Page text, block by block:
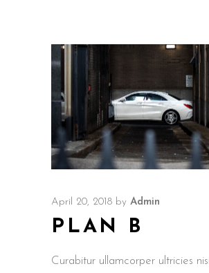
April 20, 2018 by Admin
PLAN B
Curabitur ullamcorper ultricies